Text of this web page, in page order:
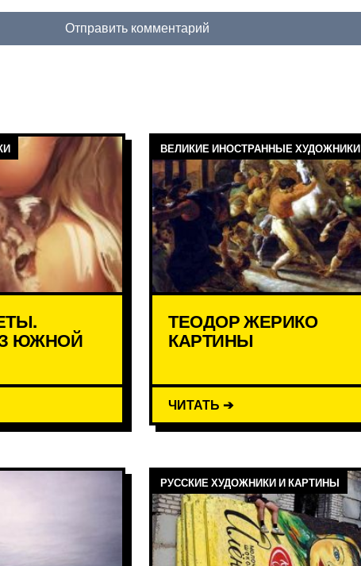
Отправить комментарий
ЮЖНОЙ
ВЕЛИКИЕ ИНОСТРАННЫЕ ХУДОЖНИКИ
ТЕОДОР ЖЕРИКО
КАРТИНЫ
ЧИТАТЬ ➔
РУССКИЕ ХУДОЖНИКИ И КАРТИНЫ